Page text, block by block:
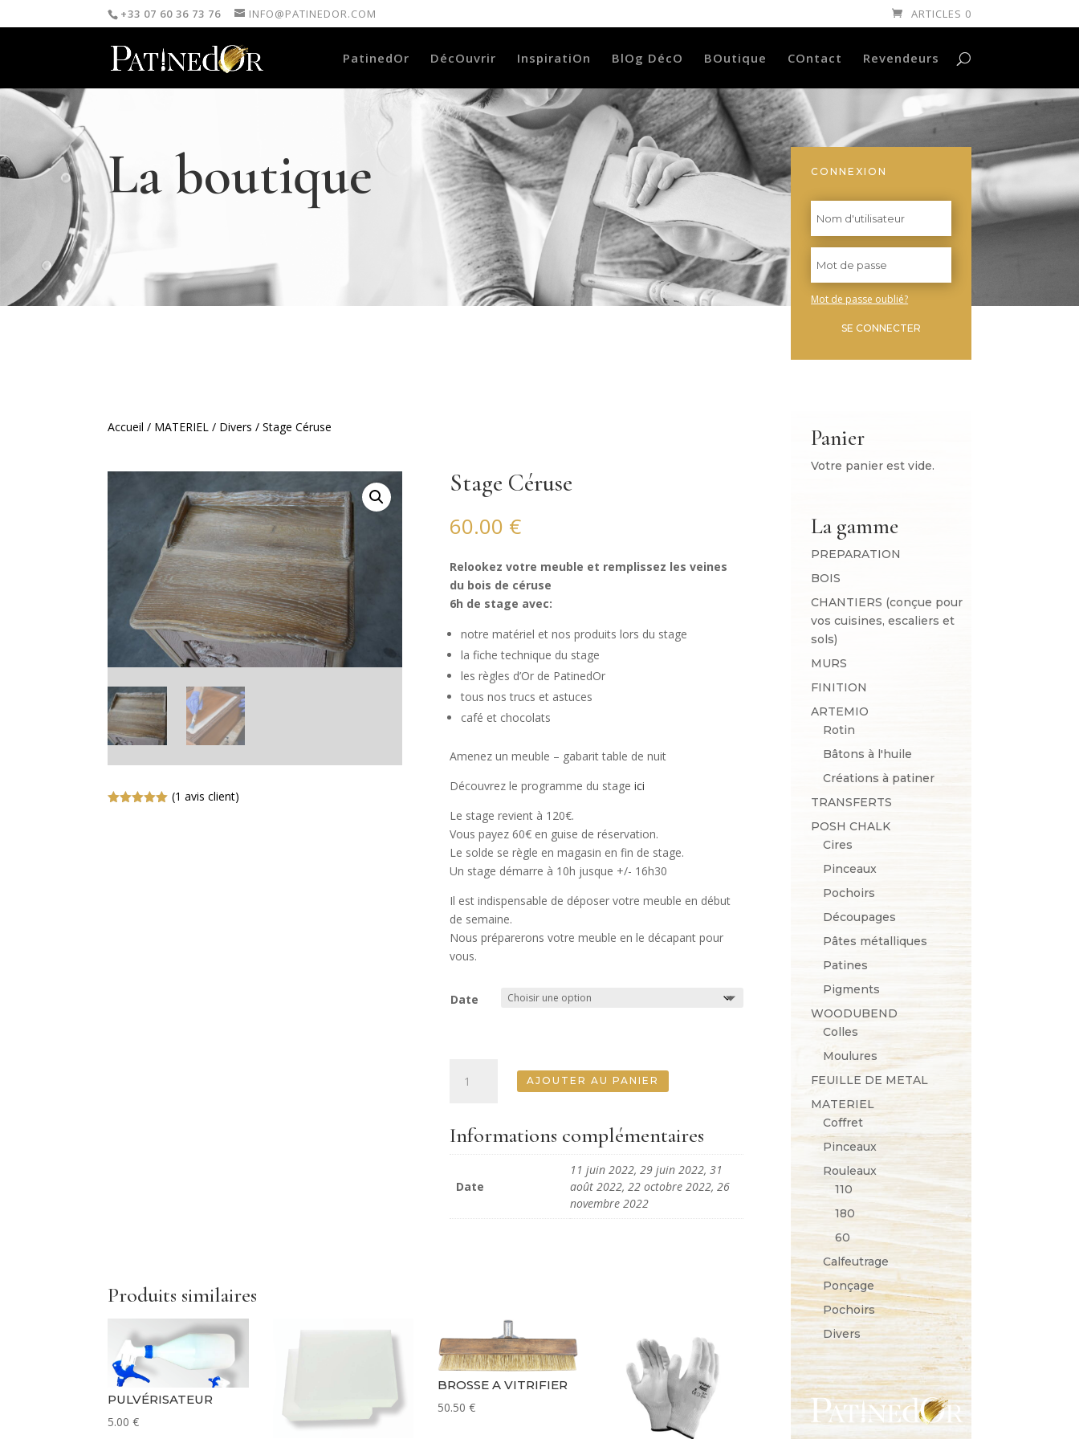
+33 07 60 36 73 76 INFO@PATINEDOR.COM ARTICLES 0
PatinedOr DécOuvrir InspiratiOn BlOg DécO BOutique COntact Revendeurs
La boutique CONNEXION
Mot de passe oublié?
SE CONNECTER
Accueil / MATERIEL / Divers / Stage Céruse
(1 avis client)
Stage Céruse
60.00 €
Relookez votre meuble et remplissez les veines
du bois de céruse
6h de stage avec:
notre matériel et nos produits lors du stage
la fiche technique du stage
les règles d’Or de PatinedOr
tous nos trucs et astuces
café et chocolats
Amenez un meuble – gabarit table de nuit
Découvrez le programme du stage ici
Le stage revient à 120€.
Vous payez 60€ en guise de réservation.
Le solde se règle en magasin en fin de stage.
Un stage démarre à 10h jusque +/- 16h30
Il est indispensable de déposer votre meuble en début
de semaine.
Nous préparerons votre meuble en le décapant pour
vous.
Date
AJOUTER AU PANIER
Informations complémentaires
Date
11 juin 2022, 29 juin 2022, 31
août 2022, 22 octobre 2022, 26
novembre 2022
Produits similaires
PULVÉRISATEUR
5.00€
BROSSE A VITRIFIER
50.50€
Panier
Votre panier est vide.
La gamme
PREPARATION
BOIS
CHANTIERS (conçue pour
vos cuisines, escaliers et
sols)
MURS
FINITION
ARTEMIO
Rotin
Bâtons à l'huile
Créations à patiner
TRANSFERTS
POSH CHALK
Cires
Pinceaux
Pochoirs
Découpages
Pâtes métalliques
Patines
Pigments
WOODUBEND
Colles
Moulures
FEUILLE DE METAL
MATERIEL
Coffret
Pinceaux
Rouleaux
110
180
60
Calfeutrage
Ponçage
Pochoirs
Divers